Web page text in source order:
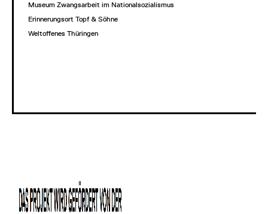
Museum Zwangsarbeit im Nationalsozialismus
Erinnerungsort Topf & Söhne
Weltoffenes Thüringen